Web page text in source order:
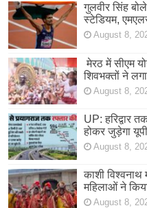
गुलवीर सिंह
स्टेडियम,
August 8,
मेरठ में सीएम
शिवभक्तों ने
August 8,
UP: हरिद्वार
होकर जुड़ेगा यूपी
August 8,
काशी विश्वनाथ
महिलाओं ने
August 8,